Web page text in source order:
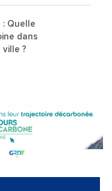
: Quelle
dans
?